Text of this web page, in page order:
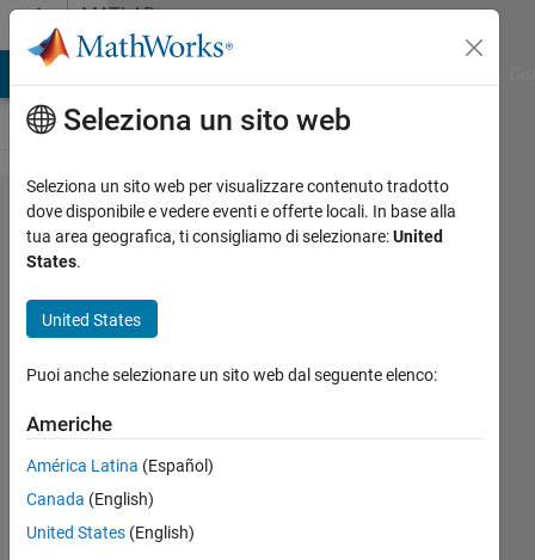
Vai al contenutoMATLAB
Answers
How to
view the
window
Xiaohan
3 Apr
2018
Seleziona un sito web
Seleziona un sito web per visualizzare contenuto tradotto
dove disponibile e vedere eventi e offerte locali. In base alla
tua area geografica, ti consigliamo di selezionare:United
States.
United States
Puoi anche selezionare un sito web dal seguente elenco:
Americhe
América Latina (Español)
Canada (English)
United States (English)